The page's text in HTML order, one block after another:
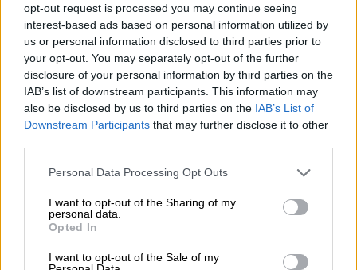
opt-out request is processed you may continue seeing
interest-based ads based on personal information utilized by
us or personal information disclosed to third parties prior to
your opt-out. You may separately opt-out of the further
disclosure of your personal information by third parties on the
IAB’s list of downstream participants. This information may
also be disclosed by us to third parties on the IAB’s List of
Downstream Participants that may further disclose it to other
Please note that this website/app uses one or more Google
not limited to your visit or usage behaviour. You may click to
grant or deny consent to Google and its third-party tags to
use your data for below specified purposes in below Google
consent section.
Personal Data Processing Opt Outs
I want to opt-out of the Sharing of my
personal data.
Opted In
I want to opt-out of the Sale of my
Αθλητισμός |18.05.2024 23:00
Ο Παναθηναϊκός ίδρωσε για το 2-0